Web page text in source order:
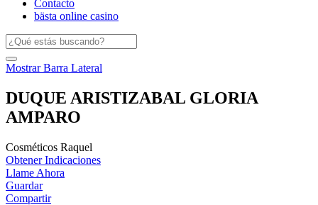
Contacto
bästa online casino
Mostrar Barra Lateral
DUQUE ARISTIZABAL GLORIA
AMPARO
Cosméticos Raquel
Obtener Indicaciones
Llame Ahora
Guardar
Compartir